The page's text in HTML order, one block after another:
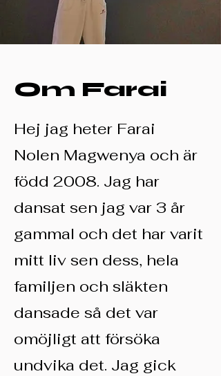
Om Farai
Hej jag heter Farai
Nolen Magwenya och är
född 2008. Jag har
dansat sen jag var 3 år
gammal och det har varit
mitt liv sen dess, hela
familjen och släkten
dansade så det var
omöjligt att försöka
undvika det. Jag gick